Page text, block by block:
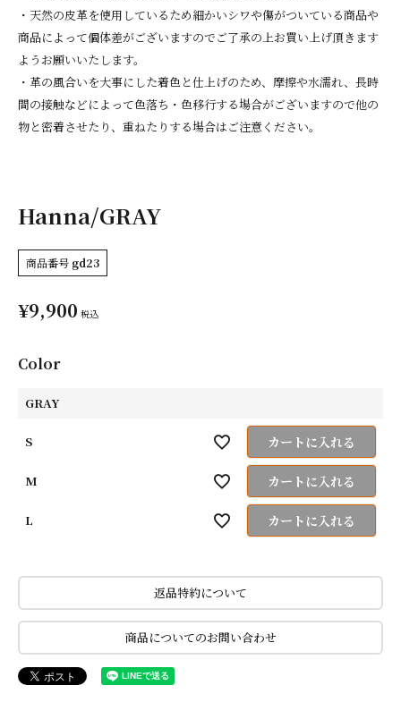
・天然の皮革を使用しているため細かいシワや傷がついている商品や
商品によって個体差がございますのでご了承の上お買い上げ頂きます
ようお願いいたします。
・革の風合いを大事にした着色と仕上げのため、摩擦や水濡れ、長時
間の接触などによって色落ち・色移行する場合がございますので他の
物と密着させたり、重ねたりする場合はご注意ください。
Hanna/GRAY
商品番号 gd23
¥9,900 税込
Color
GRAY
S カートに入れる
M カートに入れる
L カートに入れる
返品特約について
商品についてのお問い合わせ